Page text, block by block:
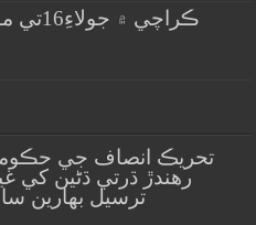
ڪراچي
تحريڪ انصاف جي
رهندڙ ڌرتي ڌڻين کي
ترسيل بهارين